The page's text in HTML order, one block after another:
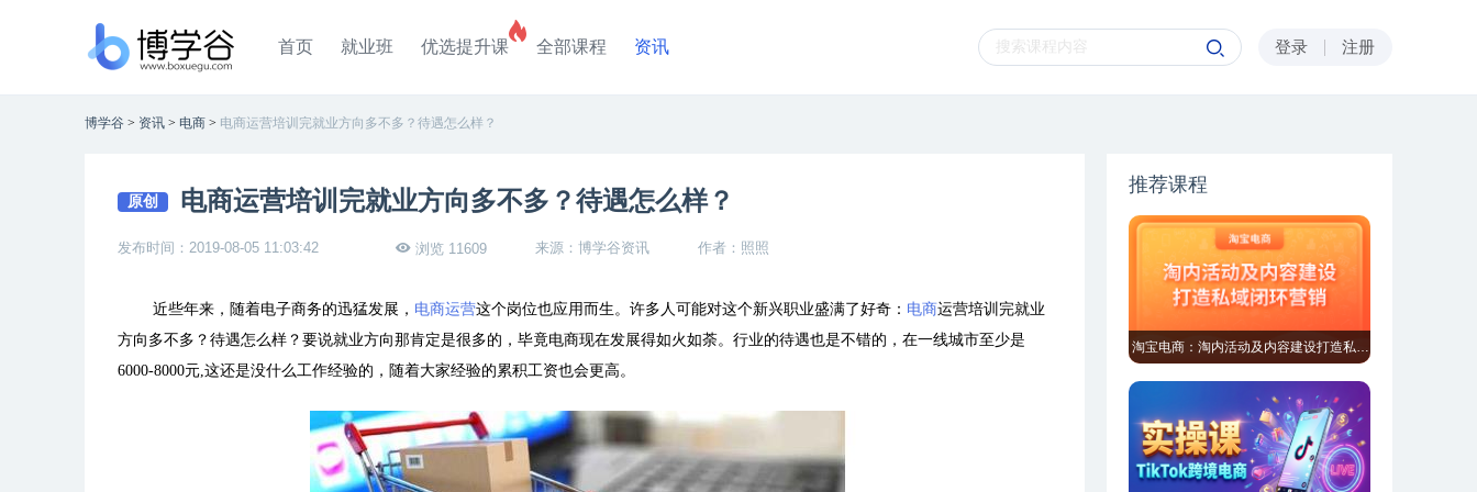
首页 就业班 优选提升课 全部课程 资讯 登录 注册
博学谷 > 资讯 > 电商 > 电商运营培训完就业方向多不多？待遇怎么样？
原创 电商运营培训完就业方向多不多？待遇怎么样？
发布时间：2019-08-05 11:03:42 浏览 11609 来源：博学谷资讯 作者：照照
近些年来，随着电子商务的迅猛发展， 电商运营这个岗位也应用而生。许多人可能对这个新兴职业盛满了好奇： 电商运营培训完就业
方向多不多？待遇怎么样？要说就业方向那肯定是很多的，毕竟电商现在发展得如火如荼。行业的待遇也是不错的，在一线城市至少是
6000-8000元,这还是没什么工作经验的，随着大家经验的累积工资也会更高。
推荐课程
淘宝电商：淘内活动及内容建设打造私域闭环营销